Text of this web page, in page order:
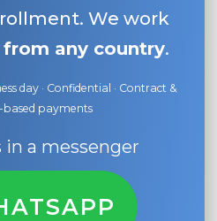
We work
from any country.
day · Confidential · Contract &
based payments
in a messenger